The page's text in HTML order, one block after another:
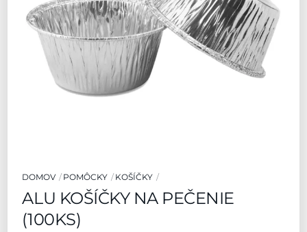
DOMOV POMÔCKY KOŠÍČKY
ALU KOŠÍČKY NA PEČENIE
(100KS)